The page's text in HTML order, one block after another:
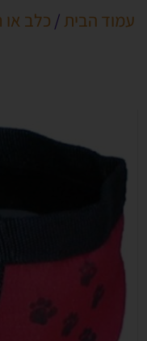
עמוד הבית / כלב או